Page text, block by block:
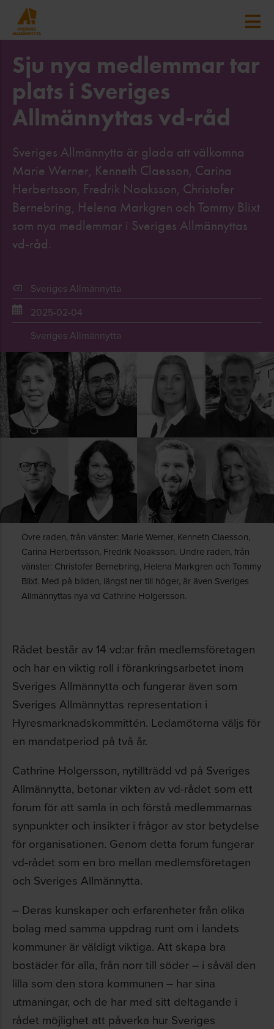
Sju nya medlemmar tar
plats i Sveriges
Allmännyttas vd-råd
Sveriges Allmännytta är glada att välkomna
Marie Werner, Kenneth Claesson, Carina
Herbertsson, Fredrik Noaksson, Christofer
Bernebring, Helena Markgren och Tommy Blixt
som nya medlemmar i Sveriges Allmännyttas
vd-råd.
Sveriges Allmännytta
2025-02-04
Sveriges Allmännytta
Övre raden, från vänster: Marie Werner, Kenneth Claesson,
Carina Herbertsson, Fredrik Noaksson. Undre raden, från
vänster: Christofer Bernebring, Helena Markgren och Tommy
Blixt. Med på bilden, längst ner till höger, är även Sveriges
Allmännyttas nya vd Cathrine Holgersson.
Rådet består av 14 vd:ar från medlemsföretagen
och har en viktig roll i förankringsarbetet inom
Sveriges Allmännytta och fungerar även som
Sveriges Allmännyttas representation i
Hyresmarknadskommittén. Ledamöterna väljs för
en mandatperiod på två år.
Cathrine Holgersson, nytillträdd vd på Sveriges
Allmännytta, betonar vikten av vd-rådet som ett
forum för att samla in och förstå medlemmarnas
synpunkter och insikter i frågor av stor betydelse
för organisationen. Genom detta forum fungerar
vd-rådet som en bro mellan medlemsföretagen
och Sveriges Allmännytta.
– Deras kunskaper och erfarenheter från olika
bolag med samma uppdrag runt om i landets
kommuner är väldigt viktiga. Att skapa bra
bostäder för alla, från norr till söder – i såväl den
lilla som den stora kommunen – har sina
utmaningar, och de har med sitt deltagande i
rådet möjlighet att påverka hur Sveriges